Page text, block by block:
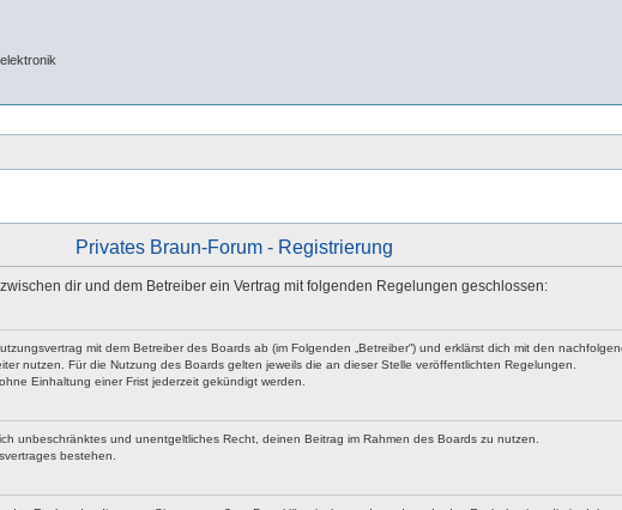
Privates Braun-Forum - Registrierung
dir und dem Betreiber ein Vertrag mit folgenden Regelungen geschlossen:
mit dem Betreiber des Boards ab (im Folgenden „Betreiber“) und erklärst dich mit den
nutzen. Für die Nutzung des Boards gelten jeweils die an dieser Stelle veröffentlichten Regelungen.
Einhaltung einer Frist jederzeit gekündigt werden.
unbeschränktes und unentgeltliches Recht, deinen Beitrag im Rahmen des Boards zu nutzen.
bestehen.